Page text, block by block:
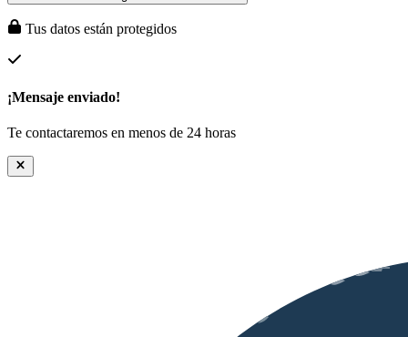
Tus datos están protegidos
¡Mensaje enviado!
Te contactaremos en menos de 24 horas